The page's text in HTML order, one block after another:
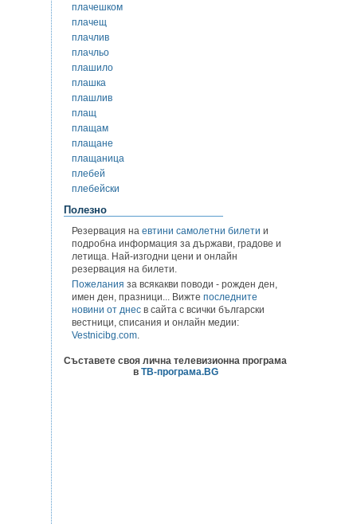
плачешком
плачещ
плачлив
плачльо
плашило
плашка
плашлив
плащ
плащам
плащане
плащаница
плебей
плебейски
Полезно
Резервация на евтини самолетни билети и
подробна информация за държави, градове и
летища. Най-изгодни цени и онлайн
резервация на билети.
Пожелания за всякакви поводи - рожден ден,
имен ден, празници... Вижте последните
новини от днес в сайта с всички български
вестници, списания и онлайн медии:
Vestnicibg.com.
Съставете своя лична телевизионна програма
в ТВ-програма.BG